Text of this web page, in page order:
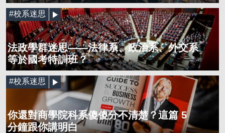
法政學群迷思——法律系、政治系、外交系
等於國考特訓班？
#校系迷思
你還對商學院科系傻傻分不清楚？這篇 5
分鐘跟你講明白
#校系迷思